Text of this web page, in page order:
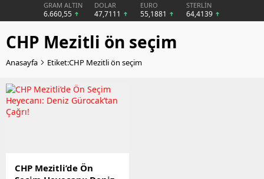
GRAM ALTIN
6.660,55
DOLAR
47,7111
EURO
55,1881
STERLİN
64,4139
CHP Mezitli ön seçim
Anasayfa Etiket:CHP Mezitli ön seçim
CHP Mezitli’de Ön